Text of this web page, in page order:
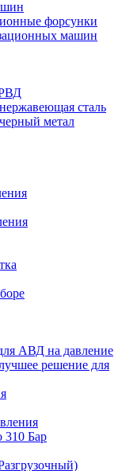
форсунки
машин
сталь
метал
АВД на давление
решение для
310 Бар